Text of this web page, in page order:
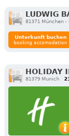
LUDWIG
81371 München -
Unterkunft buchen
booking accomodation
HOLIDAY
81379 Munich